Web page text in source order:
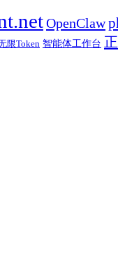
OpenClaw
限Token 智能体工作台